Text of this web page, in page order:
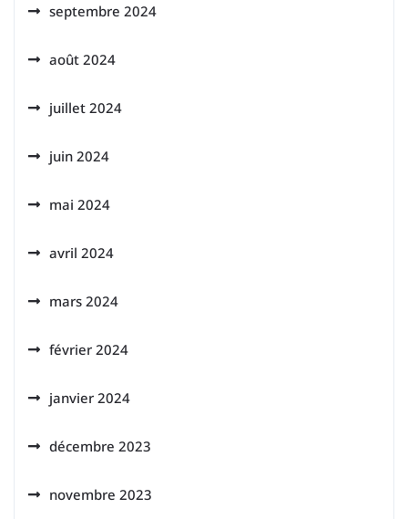
septembre 2024
août 2024
juillet 2024
juin 2024
mai 2024
avril 2024
mars 2024
février 2024
janvier 2024
décembre 2023
novembre 2023